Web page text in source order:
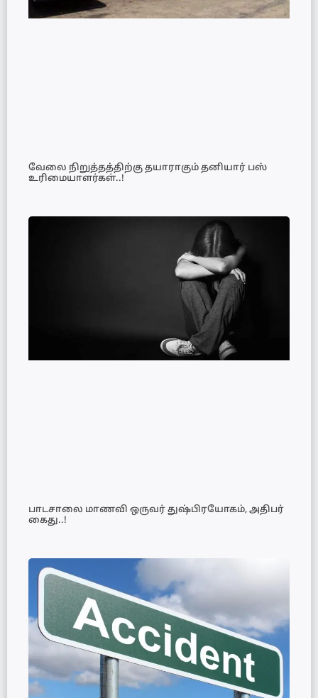
வேலை நிறுத்தத்திற்கு தயாராகும் தனியார் பஸ்
உரிமையாளர்கள்..!
பாடசாலை மாணவி ஒருவர் துஷ்பிரயோகம், அதிபர்
கைது..!